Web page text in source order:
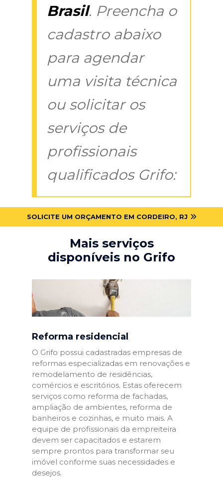
Brasil. Preencha o
cadastro abaixo
para agendar
uma visita técnica
ou solicitar os
serviços de
profissionais
qualificados Grifo:
SOLICITE UM ORÇAMENTO EM CORDEIRO, RJ
Mais serviços
disponíveis no Grifo
Reforma residencial
O Grifo possui cadastradas empresas de
reformas especializadas em renovações e
remodelamento de residências,
comércios e escritórios. Estas oferecem
serviços como reforma de fachadas,
ampliação de ambientes, reforma de
banheiros e cozinhas, e muito mais. A
equipe de profissionais da empreiteira
devem ser capacitados e estarem
sempre prontos para transformar seu
imóvel conforme suas necessidades e
desejos.